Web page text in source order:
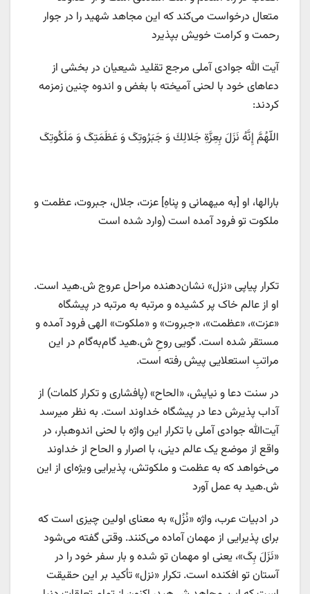
متعال درخواست می‌کند که این مجاهد شهید را در جوار
رحمت و کرامت خویش بپذیرد
آیت الله جوادی آملی مرجع تقلید شیعیان در بخشی از
دعاهای خود با لحنی آمیخته با بغض و اندوه چنین زمزمه
کردند:
اللّهُمَّ إِنَّهُ نَزَلَ بِعِزَّةِ جَلالِكَ وَ جَبَرُوتِکَ وَ عَظَمَتِکَ وَ مَلَکُوتِکَ
بارالها، او [به میهمانی و پناهِ] عزت، جلال، جبروت، عظمت و
ملکوت تو فرود آمده است (وارد شده است
تکرار پیاپی «نزل» نشان‌دهنده مراحل عروج ش.هید است.
او از عالم خاک پر کشیده و مرتبه به مرتبه در پیشگاه
«عزت»، «عظمت»، «جبروت» و «ملکوت» الهی فرود آمده و
مستقر شده است. گویی روحِ ش.هید گام‌به‌گام در این
مراتبِ استعلایی پیش رفته است.
در سنت دعا و نیایش، «الحاح» (پافشاری و تکرار کلمات) از
آداب پذیرش دعا در پیشگاه خداوند است. به نظر میرسد
آیت‌الله جوادی آملی با تکرار این واژه با لحنی اندوهبار، در
واقع از موضع یک عالم دینی، با اصرار و الحاح از خداوند
می‌خواهد که به عظمت و ملکوتش، پذیرایی ویژه‌ای از این
ش.هید به عمل آورد
در ادبیات عرب، واژه «نُزُل» به معنای اولین چیزی است که
برای پذیرایی از مهمان آماده می‌کنند. وقتی گفته می‌شود
«نَزَلَ بِکَ»، یعنی او مهمان تو شده و بار سفر خود را در
آستان تو افکنده است. تکرار «نزل» تأکید بر این حقیقت